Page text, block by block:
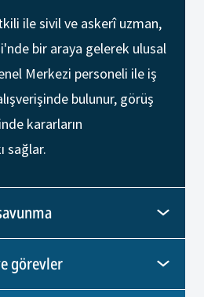
ile sivil ve askerî uzman,
bir araya gelerek ulusal
Merkezi personeli ile iş
bulunur, görüş
kararların
sağlar.
görevler